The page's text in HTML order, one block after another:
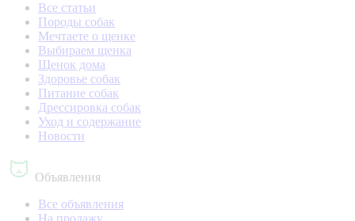
Все статьи
Породы собак
Мечтаете о щенке
Выбираем щенка
Щенок дома
Здоровье собак
Питание собак
Дрессировка собак
Уход и содержание
Новости
Объявления
Все объявления
На продажу